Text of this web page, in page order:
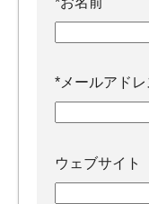
* メールアド
ウェブサイト